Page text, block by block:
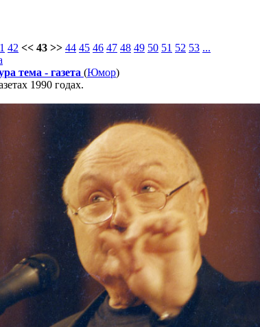
42 << 43 >> 44 45 46 47 48 49 50 51 52 53 ...
тема - газета (Юмор)
1990 годах.